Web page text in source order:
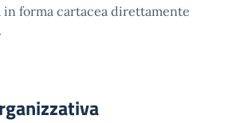
forma cartacea direttamente